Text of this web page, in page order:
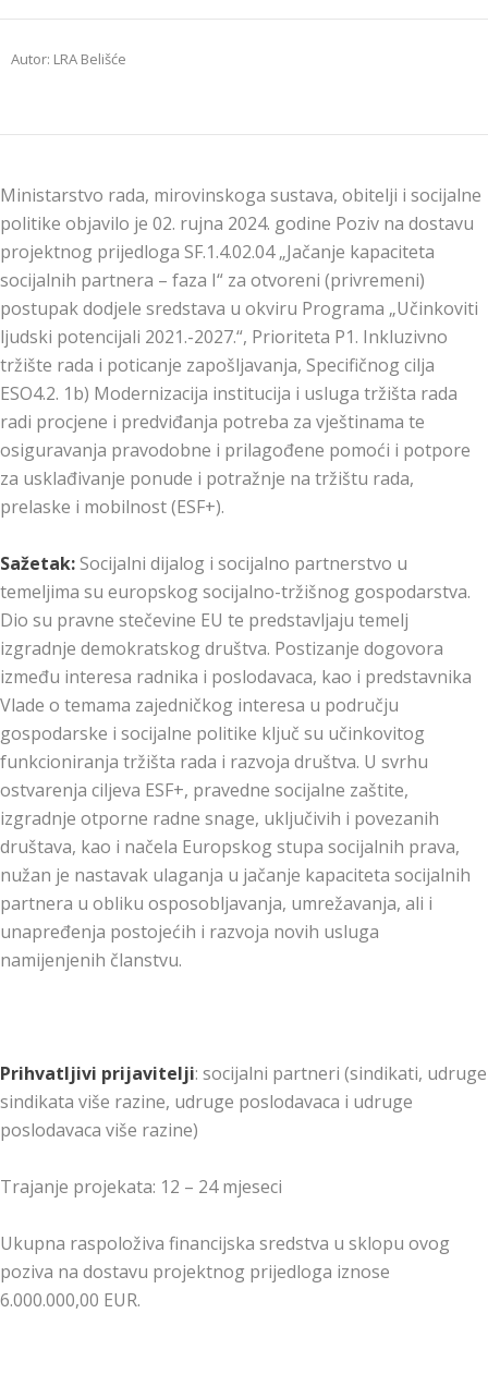
Autor: LRA Belišće
Ministarstvo rada, mirovinskoga sustava, obitelji i socijalne
politike objavilo je 02. rujna 2024. godine Poziv na dostavu
projektnog prijedloga SF.1.4.02.04 „Jačanje kapaciteta
socijalnih partnera – faza I“ za otvoreni (privremeni)
postupak dodjele sredstava u okviru Programa „Učinkoviti
ljudski potencijali 2021.-2027.“, Prioriteta P1. Inkluzivno
tržište rada i poticanje zapošljavanja, Specifičnog cilja
ESO4.2. 1b) Modernizacija institucija i usluga tržišta rada
radi procjene i predviđanja potreba za vještinama te
osiguravanja pravodobne i prilagođene pomoći i potpore
za usklađivanje ponude i potražnje na tržištu rada,
prelaske i mobilnost (ESF+).
Sažetak:Socijalni dijalog i socijalno partnerstvo u
temeljima su europskog socijalno-tržišnog gospodarstva.
Dio su pravne stečevine EU te predstavljaju temelj
izgradnje demokratskog društva. Postizanje dogovora
između interesa radnika i poslodavaca, kao i predstavnika
Vlade o temama zajedničkog interesa u području
gospodarske i socijalne politike ključ su učinkovitog
funkcioniranja tržišta rada i razvoja društva. U svrhu
ostvarenja ciljeva ESF+, pravedne socijalne zaštite,
izgradnje otporne radne snage, uključivih i povezanih
društava, kao i načela Europskog stupa socijalnih prava,
nužan je nastavak ulaganja u jačanje kapaciteta socijalnih
partnera u obliku osposobljavanja, umrežavanja, ali i
unapređenja postojećih i razvoja novih usluga
namijenjenih članstvu.
Prihvatljivi prijavitelji: socijalni partneri (sindikati, udruge
sindikata više razine, udruge poslodavaca i udruge
poslodavaca više razine)
Trajanje projekata: 12 – 24 mjeseci
Ukupna raspoloživa financijska sredstva u sklopu ovog
poziva na dostavu projektnog prijedloga iznose
6.000.000,00 EUR.